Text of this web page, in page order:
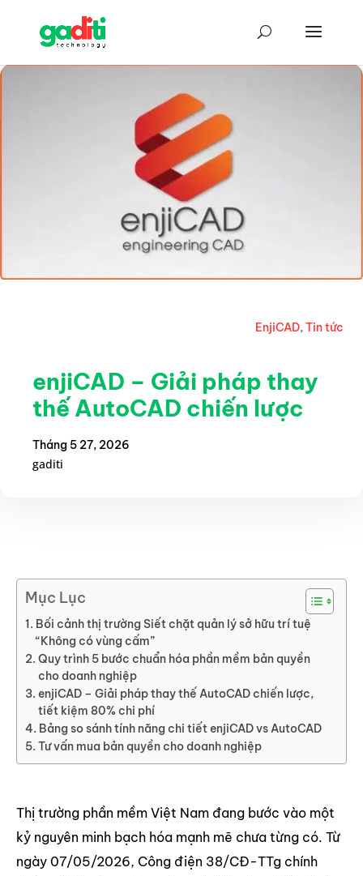
EnjiCAD,Tin tức
enjiCAD – Giải pháp thay
thế AutoCAD chiến lược
Tháng 5 27, 2026
gaditi
Mục Lục
Bối cảnh thị trường Siết chặt quản lý sở hữu trí tuệ
“Không có vùng cấm”
Quy trình 5 bước chuẩn hóa phần mềm bản quyền
cho doanh nghiệp
enjiCAD – Giải pháp thay thế AutoCAD chiến lược,
tiết kiệm 80% chi phí
Bảng so sánh tính năng chi tiết enjiCAD vs AutoCAD
Tư vấn mua bản quyền cho doanh nghiệp
Thị trường phần mềm Việt Nam đang bước vào một
kỷ nguyên minh bạch hóa mạnh mẽ chưa từng có. Từ
ngày 07/05/2026, Công điện 38/CĐ-TTg chính